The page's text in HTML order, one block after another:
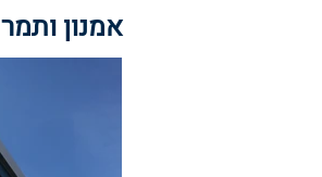
אמנון ותמר 8 רמת גן